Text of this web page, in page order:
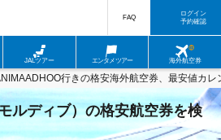
JALツアー エンタメツアー 海外航空券
FAQ
ログイン
予約確認
行きの格安海外航空券、最安値カレ
ルディブ）の格安航空券を検